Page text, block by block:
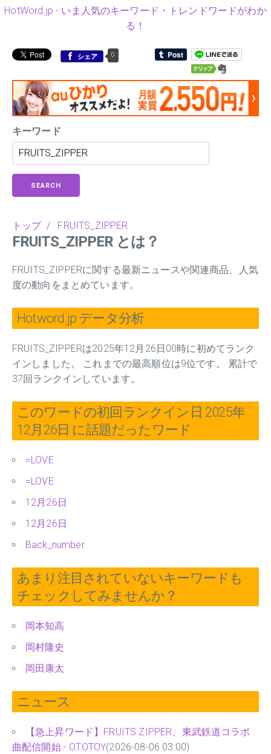
HotWord.jp - いま人気のキーワード・トレンドワードがわか
る！
シェア 0
キーワード
SEARCH
トップ/ FRUITS_ZIPPER
FRUITS_ZIPPER とは？
FRUITS_ZIPPERに関する最新ニュースや関連商品、人気
度の動向をまとめています。
Hotword.jp データ分析
FRUITS_ZIPPERは2025年12月26日00時に初めてランク
インしました。 これまでの最高順位は9位です。 累計で
37回ランクインしています。
このワードの初回ランクイン日 2025年
12月26日 に話題だったワード
=LOVE
=LOVE
12月26日
12月26日
Back_number
あまり注目されていないキーワードも
チェックしてみませんか？
岡本知高
岡村隆史
岡田康太
ニュース
【急上昇ワード】FRUITS ZIPPER、東武鉄道コラボ
曲配信開始 - OTOTOY(2026-08-06 03:00)